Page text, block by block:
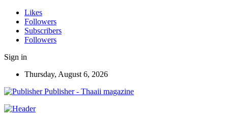
Likes
Followers
Subscribers
Followers
Sign in
Thursday, August 6, 2026
Publisher - Thaaii magazine